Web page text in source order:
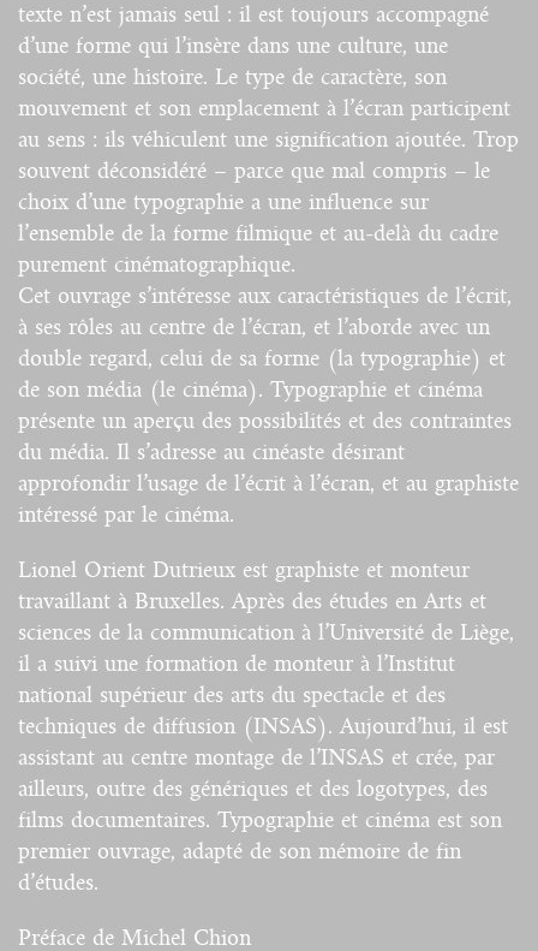
texte n’est jamais seul : il est toujours accompagné
d’une forme qui l’insère dans une culture, une
société, une histoire. Le type de caractère, son
mouvement et son emplacement à l’écran participent
au sens : ils véhiculent une signification ajoutée. Trop
souvent déconsidéré – parce que mal compris – le
choix d’une typographie a une influence sur
l’ensemble de la forme filmique et au-delà du cadre
purement cinématographique.
Cet ouvrage s’intéresse aux caractéristiques de l’écrit,
à ses rôles au centre de l’écran, et l’aborde avec un
double regard, celui de sa forme (la typographie) et
de son média (le cinéma). Typographie et cinéma
présente un aperçu des possibilités et des contraintes
du média. Il s’adresse au cinéaste désirant
approfondir l’usage de l’écrit à l’écran, et au graphiste
intéressé par le cinéma.
Lionel Orient Dutrieux est graphiste et monteur
travaillant à Bruxelles. Après des études en Arts et
sciences de la communication à l’Université de Liège,
il a suivi une formation de monteur à l’Institut
national supérieur des arts du spectacle et des
techniques de diffusion (INSAS). Aujourd’hui, il est
assistant au centre montage de l’INSAS et crée, par
ailleurs, outre des génériques et des logotypes, des
films documentaires. Typographie et cinéma est son
premier ouvrage, adapté de son mémoire de fin
d’études.
Préface de Michel Chion